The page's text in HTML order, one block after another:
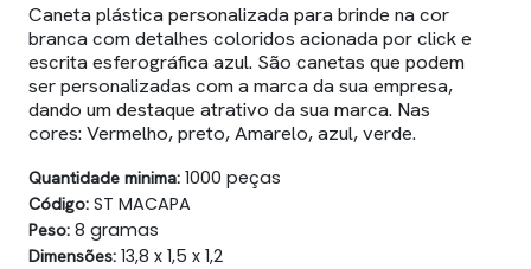
Caneta plástica personalizada para brinde na cor
branca com detalhes coloridos acionada por click e
escrita esferográfica azul. São canetas que podem
ser personalizadas com a marca da sua empresa,
dando um destaque atrativo da sua marca. Nas
cores: Vermelho, preto, Amarelo, azul, verde.
Quantidade minima: 1000 peças
Código: ST MACAPA
Peso: 8 gramas
Dimensões: 13,8 x 1,5 x 1,2